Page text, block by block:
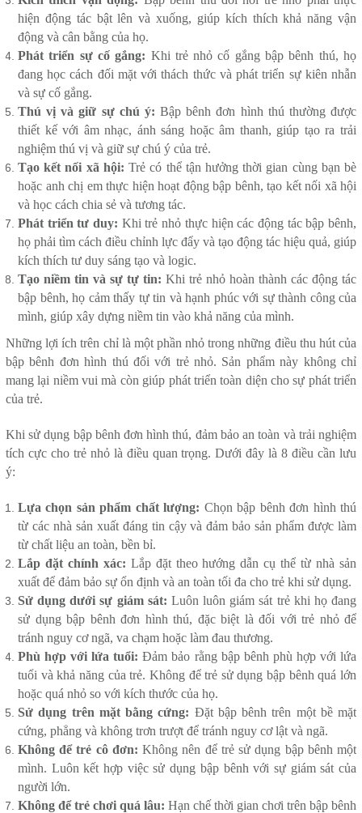
hiện động tác bật lên và xuống, giúp kích thích khả năng vận
động và cân bằng của họ.
Phát triển sự cố gắng: Khi trẻ nhỏ cố gắng bập bênh thú, họ
đang học cách đối mặt với thách thức và phát triển sự kiên nhẫn
và sự cố gắng.
Thú vị và giữ sự chú ý: Bập bênh đơn hình thú thường được
thiết kế với âm nhạc, ánh sáng hoặc âm thanh, giúp tạo ra trải
nghiệm thú vị và giữ sự chú ý của trẻ.
Tạo kết nối xã hội: Trẻ có thể tận hưởng thời gian cùng bạn bè
hoặc anh chị em thực hiện hoạt động bập bênh, tạo kết nối xã hội
và học cách chia sẻ và tương tác.
Phát triển tư duy: Khi trẻ nhỏ thực hiện các động tác bập bênh,
họ phải tìm cách điều chỉnh lực đẩy và tạo động tác hiệu quả, giúp
kích thích tư duy sáng tạo và logic.
Tạo niềm tin và sự tự tin: Khi trẻ nhỏ hoàn thành các động tác
bập bênh, họ cảm thấy tự tin và hạnh phúc với sự thành công của
mình, giúp xây dựng niềm tin vào khả năng của mình.
Những lợi ích trên chỉ là một phần nhỏ trong những điều thu hút của
bập bênh đơn hình thú đối với trẻ nhỏ. Sản phẩm này không chỉ
mang lại niềm vui mà còn giúp phát triển toàn diện cho sự phát triển
của trẻ.
Khi sử dụng bập bênh đơn hình thú, đảm bảo an toàn và trải nghiệm
tích cực cho trẻ nhỏ là điều quan trọng. Dưới đây là 8 điều cần lưu
ý:
Lựa chọn sản phẩm chất lượng: Chọn bập bênh đơn hình thú
từ các nhà sản xuất đáng tin cậy và đảm bảo sản phẩm được làm
từ chất liệu an toàn, bền bỉ.
Lắp đặt chính xác: Lắp đặt theo hướng dẫn cụ thể từ nhà sản
xuất để đảm bảo sự ổn định và an toàn tối đa cho trẻ khi sử dụng.
Sử dụng dưới sự giám sát: Luôn luôn giám sát trẻ khi họ đang
sử dụng bập bênh đơn hình thú, đặc biệt là đối với trẻ nhỏ để
tránh nguy cơ ngã, va chạm hoặc làm đau thương.
Phù hợp với lứa tuổi: Đảm bảo rằng bập bênh phù hợp với lứa
tuổi và khả năng của trẻ. Không để trẻ sử dụng bập bênh quá lớn
hoặc quá nhỏ so với kích thước của họ.
Sử dụng trên mặt bằng cứng: Đặt bập bênh trên một bề mặt
cứng, phẳng và không trơn trượt để tránh nguy cơ lật và ngã.
Không để trẻ cô đơn: Không nên để trẻ sử dụng bập bênh một
mình. Luôn kết hợp việc sử dụng bập bênh với sự giám sát của
người lớn.
Không để trẻ chơi quá lâu: Hạn chế thời gian chơi trên bập bênh